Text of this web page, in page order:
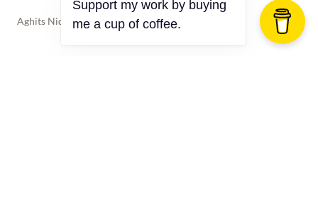
Aghits Nidallah - shiroyuki.dev ©2025